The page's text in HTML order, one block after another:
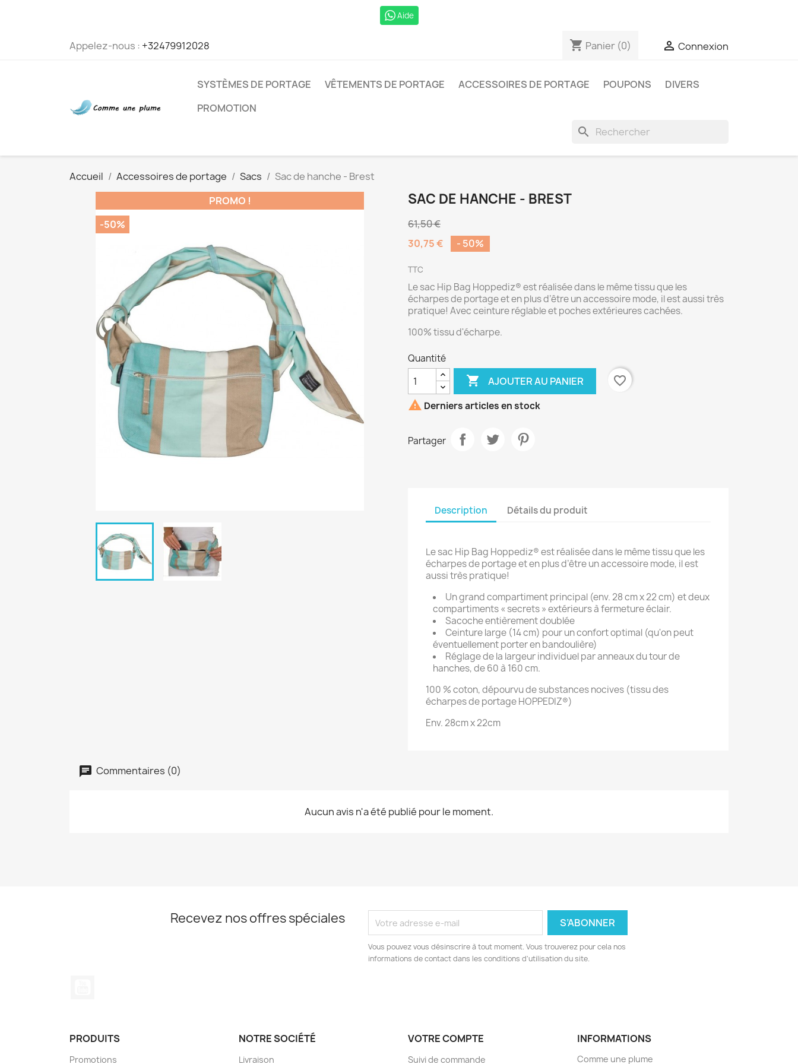
Aide
Appelez-nous : +32479912028 shopping_cart Panier (0)  Connexion
SYSTÈMES DE PORTAGE VÊTEMENTS DE PORTAGE ACCESSOIRES DE PORTAGE POUPONS
DIVERS
PROMOTION
search
Accueil Accessoires de portage Sacs
Sac de hanche - Brest
PROMO !
-50%
SAC DE HANCHE - BREST
61,50 €
30,75 €
- 50%
TTC
Le sac Hip Bag Hoppediz® est réalisée dans le même tissu que les
écharpes de portage et en plus d’être un accessoire mode, il est aussi très
pratique! Avec ceinture réglable et poches extérieures cachées.
100% tissu d'écharpe.
Quantité
 AJOUTER AU PANIER
favorite_border
 Derniers articles en stock
Partager
Description Détails du produit
Le sac Hip Bag Hoppediz® est réalisée dans le même tissu que les
écharpes de portage et en plus d’être un accessoire mode, il est
aussi très pratique!
Un grand compartiment principal (env. 28 cm x 22 cm) et deux
compartiments « secrets » extérieurs à fermeture éclair.
Sacoche entièrement doublée
Ceinture large (14 cm) pour un confort optimal (qu'on peut
éventuellement porter en bandoulière)
Réglage de la largeur individuel par anneaux du tour de
hanches, de 60 à 160 cm.
100 % coton, dépourvu de substances nocives (tissu des
écharpes de portage HOPPEDIZ®)
Env. 28cm x 22cm
Commentaires (0)
Aucun avis n'a été publié pour le moment.
Recevez nos offres spéciales
Vous pouvez vous désinscrire à tout moment. Vous trouverez pour cela nos
informations de contact dans les conditions d'utilisation du site.
PRODUITS
Promotions
NOTRE SOCIÉTÉ
Livraison
VOTRE COMPTE
Suivi de commande
INFORMATIONS
Comme une plume